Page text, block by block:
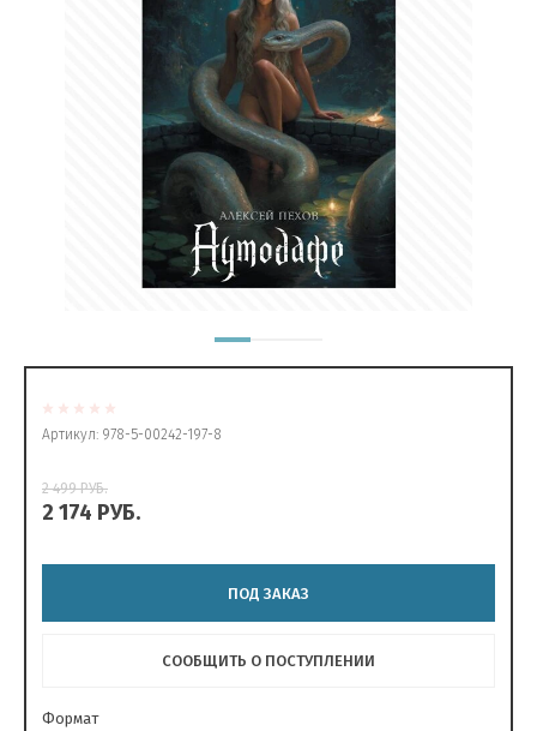
Артикул: 978-5-00242-197-8
2 499РУБ.
2 174 РУБ.
ПОД ЗАКАЗ
СООБЩИТЬ О ПОСТУПЛЕНИИ
Формат